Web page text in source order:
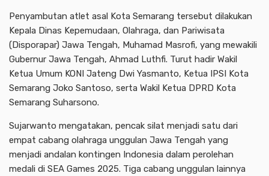
Penyambutan atlet asal Kota Semarang tersebut dilakukan
Kepala Dinas Kepemudaan, Olahraga, dan Pariwisata
(Disporapar) Jawa Tengah, Muhamad Masrofi, yang mewakili
Gubernur Jawa Tengah, Ahmad Luthfi. Turut hadir Wakil
Ketua Umum KONI Jateng Dwi Yasmanto, Ketua IPSI Kota
Semarang Joko Santoso, serta Wakil Ketua DPRD Kota
Semarang Suharsono.
Sujarwanto mengatakan, pencak silat menjadi satu dari
empat cabang olahraga unggulan Jawa Tengah yang
menjadi andalan kontingen Indonesia dalam perolehan
medali di SEA Games 2025. Tiga cabang unggulan lainnya